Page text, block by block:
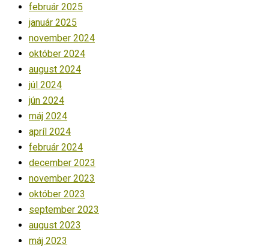
február 2025
január 2025
november 2024
október 2024
august 2024
júl 2024
jún 2024
máj 2024
apríl 2024
február 2024
december 2023
november 2023
október 2023
september 2023
august 2023
máj 2023